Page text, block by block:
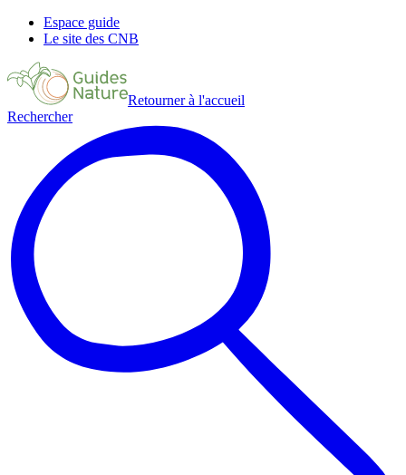
Espace guide
Le site des CNB
Retourner à l'accueil
Rechercher